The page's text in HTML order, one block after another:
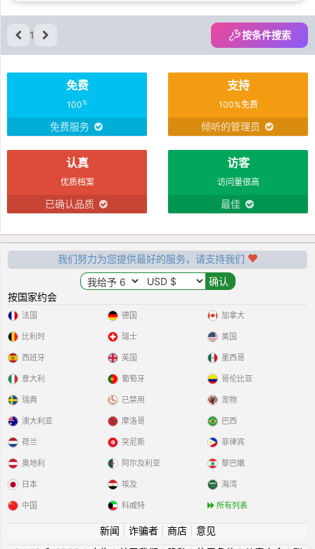
1 按条件搜索
免费
100%
免费服务
支持
100%免费
倾听的管理员
认真
优质档案
已确认品质
访客
访问量很高
最佳
我们努力为您提供最好的服务，请支持我们
按国家约会
法国
比利时
西班牙
意大利
瑞典
德国
瑞士
英国
葡萄牙
已禁用
加拿大
美国
墨西哥
哥伦比亚
宠物
澳大利亚
荷兰
奥地利
日本
中国
摩洛哥
突尼斯
阿尔及利亚
埃及
科威特
巴西
菲律宾
黎巴嫩
海湾
所有列表
新闻 诈骗者| 商店| 意见